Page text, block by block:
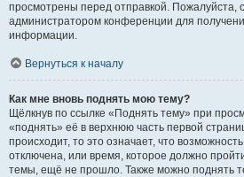
просмотрены перед отправкой. Пожалуйста,
администратором конференции для
информации.
Вернуться к началу
Как мне вновь поднять мою тему?
Щёлкнув по ссылке «Поднять тему» при
«поднять» её в верхнюю часть первой
происходит, то это означает, что
отключена, или время, которое должно
темы, ещё не прошло. Также можно поднять